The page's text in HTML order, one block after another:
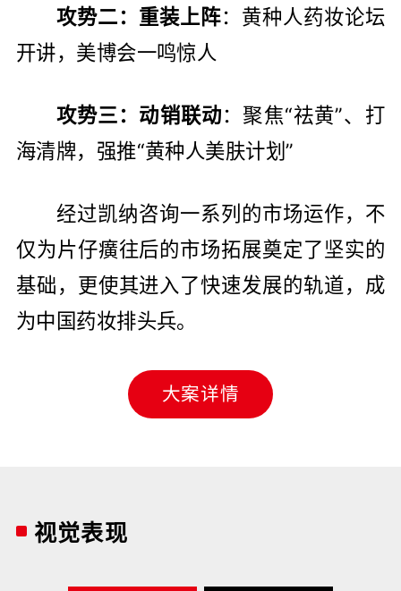
攻势二：重装上阵：黄种人药妆论坛
开讲，美博会一鸣惊人
攻势三：动销联动：聚焦“祛黄”、打
海清牌，强推“黄种人美肤计划”
经过凯纳咨询一系列的市场运作，不
仅为片仔癀往后的市场拓展奠定了坚实的
基础，更使其进入了快速发展的轨道，成
为中国药妆排头兵。
大案详情
视觉表现